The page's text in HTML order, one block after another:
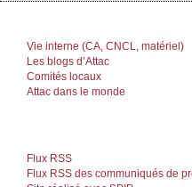
Vie interne (CA, CNCL, matériel)
Les blogs d’Attac
Comités locaux
Attac dans le monde
Flux RSS
Flux RSS des communiqués de